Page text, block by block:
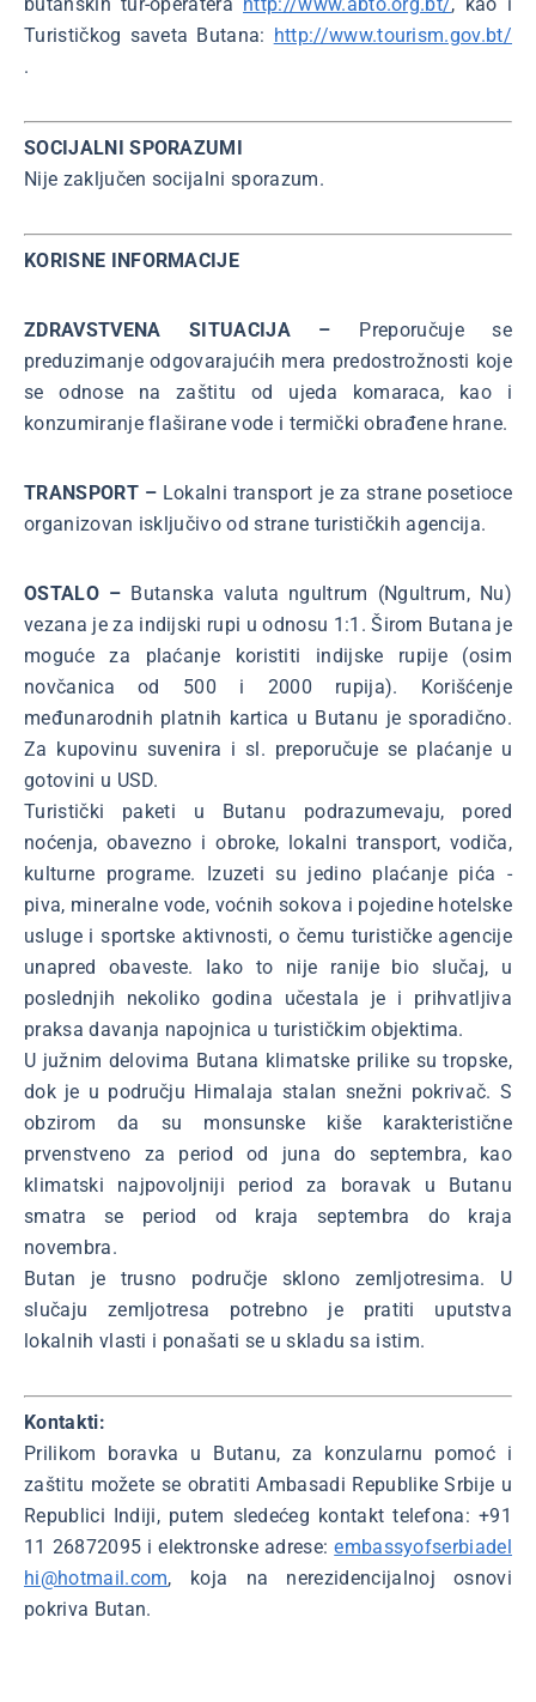
Turističkog saveta Butana: http://www.tourism.gov.bt/
.
SOCIJALNI SPORAZUMI
Nije zaključen socijalni sporazum.
KORISNE INFORMACIJE
ZDRAVSTVENA SITUACIJA – Preporučuje se
preduzimanje odgovarajućih mera predostrožnosti koje
se odnose na zaštitu od ujeda komaraca, kao i
konzumiranje flaširane vode i termički obrađene hrane.
TRANSPORT – Lokalni transport je za strane posetioce
organizovan isključivo od strane turističkih agencija.
OSTALO – Butanska valuta ngultrum (Ngultrum, Nu)
vezana je za indijski rupi u odnosu 1:1. Širom Butana je
moguće za plaćanje koristiti indijske rupije (osim
novčanica od 500 i 2000 rupija). Korišćenje
međunarodnih platnih kartica u Butanu je sporadično.
Za kupovinu suvenira i sl. preporučuje se plaćanje u
gotovini u USD.
Turistički paketi u Butanu podrazumevaju, pored
noćenja, obavezno i obroke, lokalni transport, vodiča,
kulturne programe. Izuzeti su jedino plaćanje pića -
piva, mineralne vode, voćnih sokova i pojedine hotelske
usluge i sportske aktivnosti, o čemu turističke agencije
unapred obaveste. Iako to nije ranije bio slučaj, u
poslednjih nekoliko godina učestala je i prihvatljiva
praksa davanja napojnica u turističkim objektima.
U južnim delovima Butana klimatske prilike su tropske,
dok je u području Himalaja stalan snežni pokrivač. S
obzirom da su monsunske kiše karakteristične
prvenstveno za period od juna do septembra, kao
klimatski najpovoljniji period za boravak u Butanu
smatra se period od kraja septembra do kraja
novembra.
Butan je trusno područje sklono zemljotresima. U
slučaju zemljotresa potrebno je pratiti uputstva
lokalnih vlasti i ponašati se u skladu sa istim.
Kontakti:
Prilikom boravka u Butanu, za konzularnu pomoć i
zaštitu možete se obratiti Ambasadi Republike Srbije u
Republici Indiji, putem sledećeg kontakt telefona: +91
11 26872095 i elektronske adrese:embassyofserbiadel
hi@hotmail.com, koja na nerezidencijalnoj osnovi
pokriva Butan.